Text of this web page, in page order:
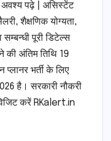
अवश्य पढ़े | असिस्टेंट
शैक्षणिक योग्यता,
पूरी डिटेल्स
अंतिम तिथि 19
भर्ती के लिए
है। सरकारी नौकरी
करें RKalert.in